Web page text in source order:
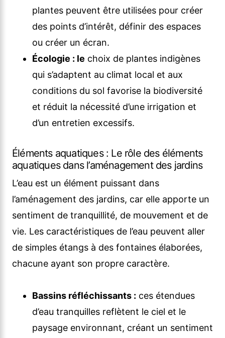
plantes peuvent être utilisées pour créer
des points d’intérêt, définir des espaces
ou créer un écran.
Écologie : le choix de plantes indigènes
qui s’adaptent au climat local et aux
conditions du sol favorise la biodiversité
et réduit la nécessité d’une irrigation et
d’un entretien excessifs.
Éléments aquatiques : Le rôle des éléments
aquatiques dans l’aménagement des jardins
L’eau est un élément puissant dans
l’aménagement des jardins, car elle apporte un
sentiment de tranquillité, de mouvement et de
vie. Les caractéristiques de l’eau peuvent aller
de simples étangs à des fontaines élaborées,
chacune ayant son propre caractère.
Bassins réfléchissants : ces étendues
d’eau tranquilles reflètent le ciel et le
paysage environnant, créant un sentiment